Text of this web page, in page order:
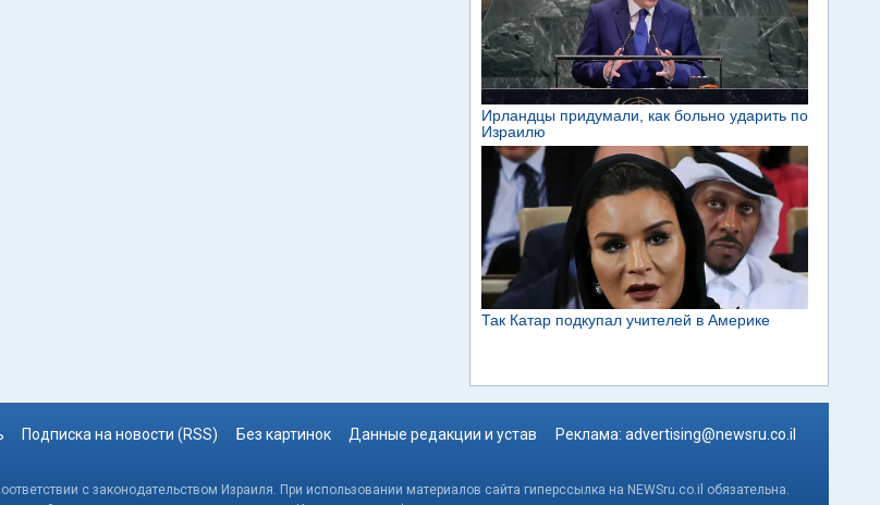
Подписка на новости (RSS) Без картинок Данные редакции и устав Реклама: advertising@newsru.co.il
с законодательством Израиля. При использовании материалов сайта гиперссылка на NEWSru.co.il обязательна.